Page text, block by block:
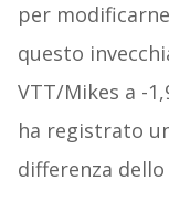
per
questo
VTT/Mikes a -
ha registrato
differenza dello